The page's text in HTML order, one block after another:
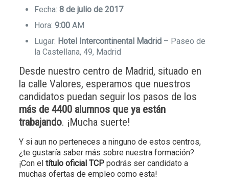
Fecha: 8 de julio de 2017
Hora: 9:00AM
Lugar: Hotel Intercontinental Madrid – Paseo de
la Castellana, 49, Madrid
Desde nuestro centro de Madrid, situado en
la calle Valores, esperamos que nuestros
candidatos puedan seguir los pasos de los
más de 4400 alumnos que ya están
trabajando. ¡Mucha suerte!
Y si aun no perteneces a ninguno de estos centros,
¿te gustaría saber más sobre nuestra formación?
¡Con el título oficial TCPpodrás ser candidato a
muchas ofertas de empleo como esta!